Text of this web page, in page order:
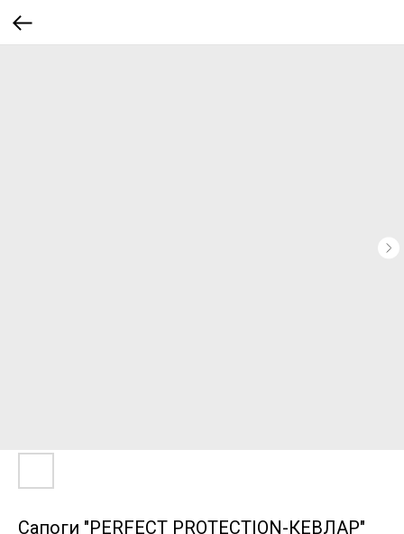
Сапоги "PERFECT PROTECTION-КЕВЛАР"